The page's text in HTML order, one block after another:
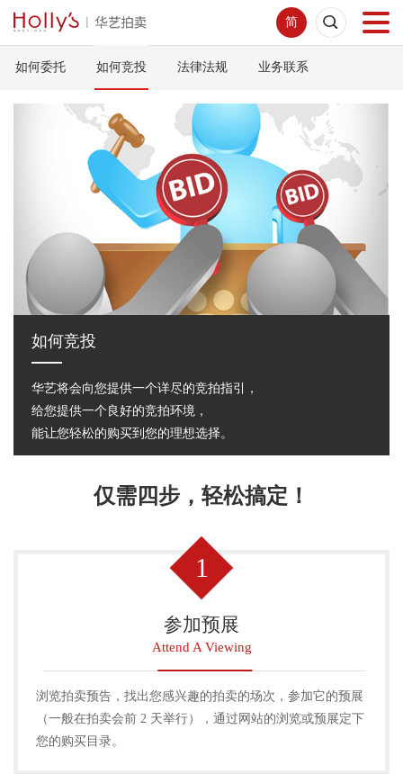
简
首页
网络拍卖
服务指南
新闻中心
关于我们
如何委托 如何竞投 法律法规 业务联系
如何竞投
华艺将会向您提供一个详尽的竞拍指引，
给您提供一个良好的竞拍环境，
能让您轻松的购买到您的理想选择。
仅需四步，轻松搞定！
1
参加预展
Attend A Viewing
浏览拍卖预告，找出您感兴趣的拍卖的场次，参加它的预展
（一般在拍卖会前 2 天举行），通过网站的浏览或预展定下
您的购买目录。